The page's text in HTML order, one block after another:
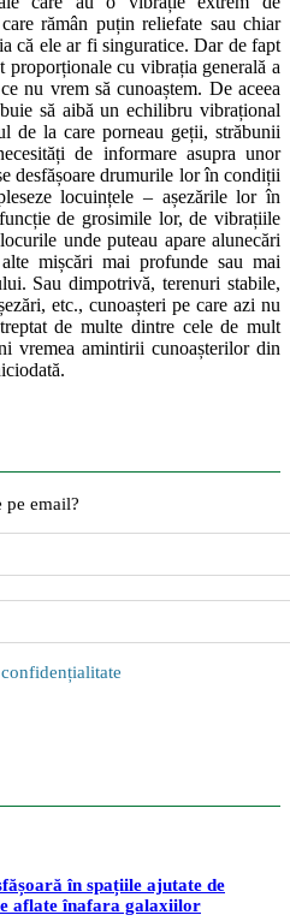
rămân puțin reliefate sau chiar
că ele ar fi singuratice. Dar de fapt
proporționale cu vibrația generală a
nu vrem să cunoaștem. De aceea
să aibă un echilibru vibrațional
de la care porneau geții, străbunii
de informare asupra unor
desfășoare drumurile lor în condiții
locuințele – așezările lor în
de grosimile lor, de vibrațiile
unde puteau apare alunecări
mișcări mai profunde sau mai
Sau dimpotrivă, terenuri stabile,
etc., cunoașteri pe care azi nu
de multe dintre cele de mult
vremea amintirii cunoașterilor din
pe email?
în spațiile ajutate de
aflate înafara galaxiilor